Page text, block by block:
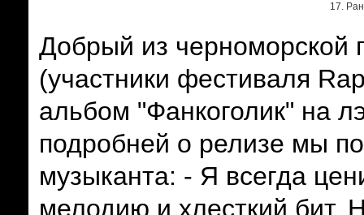
17.
Добрый из черноморской
(участники фестиваля
альбом "Фанкоголик" на
подробней о релизе мы
музыканта: - Я всегда
мелодию и хлесткий бит.